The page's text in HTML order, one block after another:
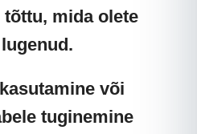
mida olete
või
tuginemine